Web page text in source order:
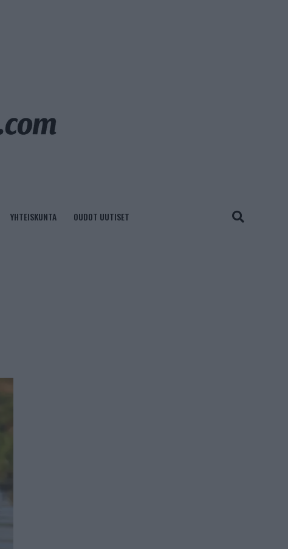
YHTEISKUNTA OUDOT UUTISET